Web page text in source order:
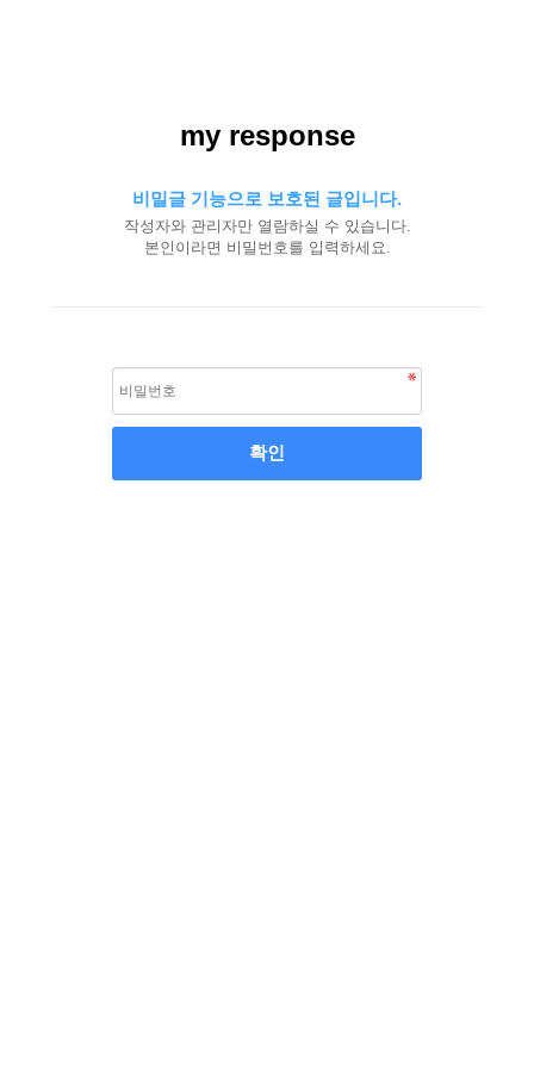
my response
비밀글 기능으로 보호된 글입니다.
작성자와 관리자만 열람하실 수 있습니다.
본인이라면 비밀번호를 입력하세요.